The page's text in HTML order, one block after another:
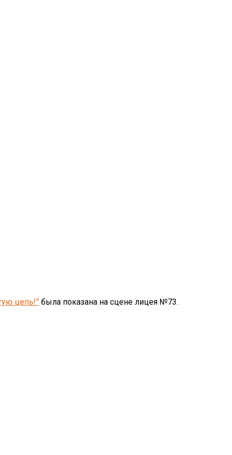
цепь!” была показана на сцене лицея №73.